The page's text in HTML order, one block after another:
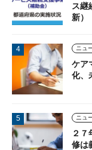
ス継
新）
ニュ
ケア
化、
ニュ
２
修は